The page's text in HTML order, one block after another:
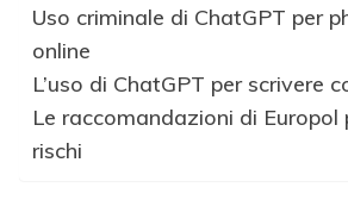
Uso criminale di ChatGPT per
online
L’uso di ChatGPT per scrivere
Le raccomandazioni di Europol
rischi